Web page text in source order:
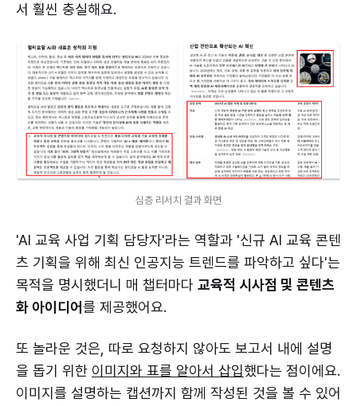
서 훨씬 충실해요.
심층 리서치 결과 화면
'AI 교육 사업 기획 담당자'라는 역할과 '신규 AI 교육 콘텐
츠 기획을 위해 최신 인공지능 트렌드를 파악하고 싶다'는
목적을 명시했더니 매 챕터마다 교육적 시사점 및 콘텐츠
화 아이디어를 제공했어요.
또 놀라운 것은, 따로 요청하지 않아도 보고서 내에 설명
을 돕기 위한 이미지와 표를 알아서 삽입했다는 점이에요.
이미지를 설명하는 캡션까지 함께 작성된 것을 볼 수 있어